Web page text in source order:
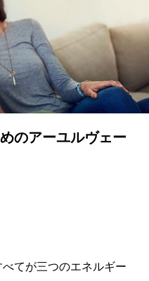
のアーユルヴェー
てが三つのエネルギー